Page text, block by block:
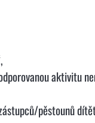
aktivitu
pěstounů